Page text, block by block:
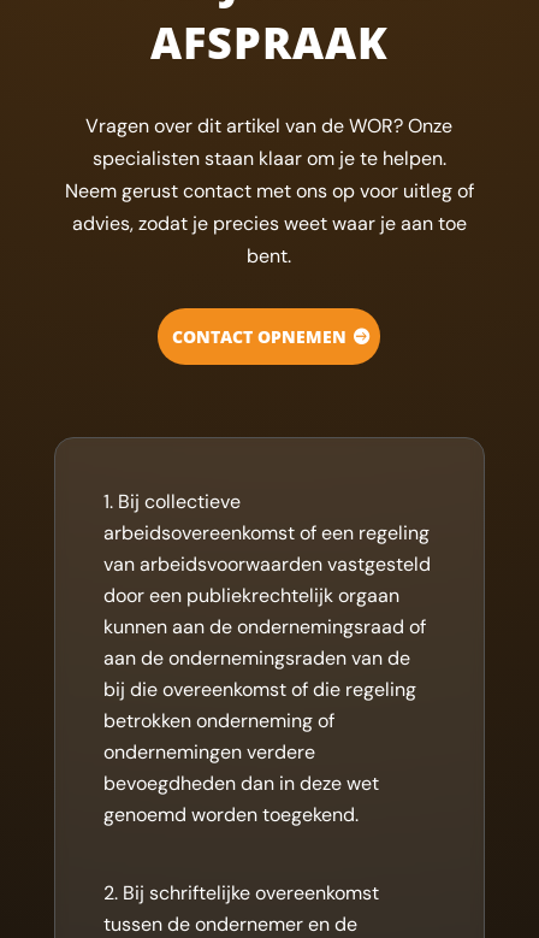
AFSPRAAK
Vragen over dit artikel van de WOR? Onze
specialisten staan klaar om je te helpen.
Neem gerust contact met ons op voor uitleg of
advies, zodat je precies weet waar je aan toe
bent.
CONTACT OPNEMEN
Bij collectieve
arbeidsovereenkomst of een regeling
van arbeidsvoorwaarden vastgesteld
door een publiekrechtelijk orgaan
kunnen aan de ondernemingsraad of
aan de ondernemingsraden van de
bij die overeenkomst of die regeling
betrokken onderneming of
ondernemingen verdere
bevoegdheden dan in deze wet
genoemd worden toegekend.
Bij schriftelijke overeenkomst
tussen de ondernemer en de